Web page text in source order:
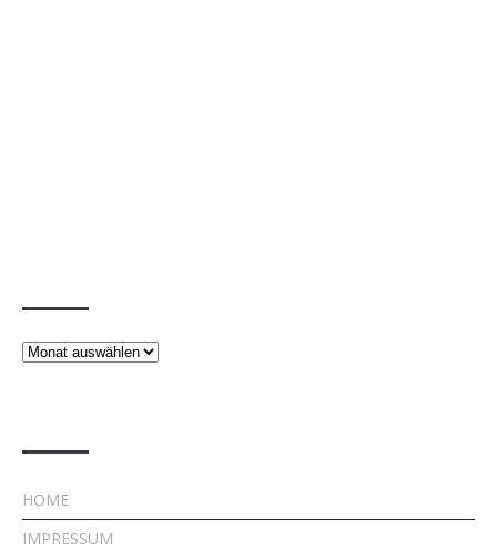
Beiträge
HOME
IMPRESSUM